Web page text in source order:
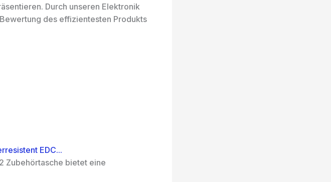
Durch unseren Elektronik
des effizientesten Produkts
EDC...
Zubehörtasche bietet eine